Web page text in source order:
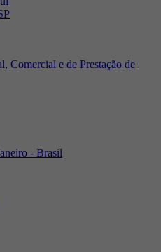
Comercial e de Prestação de
- Brasil